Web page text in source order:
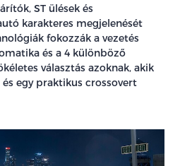
ST ülések és
karakteres megjelenését
fokozzák a vezetés
és a 4 különböző
választás azoknak, akik
egy praktikus crossovert